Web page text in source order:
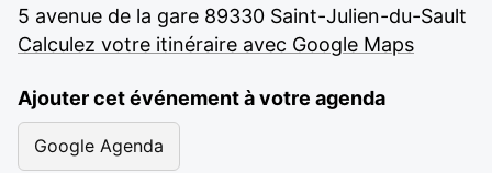
5 avenue de la gare 89330 Saint-Julien-du-Sault
Calculez votre itinéraire avec Google Maps
Ajouter cet événement à votre agenda
Google Agenda